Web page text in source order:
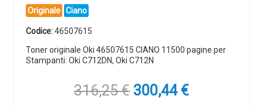
Originale Ciano
Codice:46507615
Toner originale Oki 46507615 CIANO 11500 pagine per
Stampanti: Oki C712DN, Oki C712N
316,25€ Il
300,44 €Il